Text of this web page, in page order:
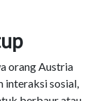
orang Austria
sosial,